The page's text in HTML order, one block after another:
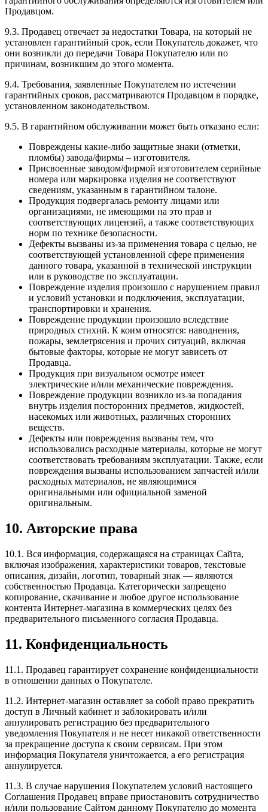
Продавцом.
9.3. Продавец отвечает за недостатки Товара, на который не
установлен гарантийный срок, если Покупатель докажет, что
они возникли до передачи Товара Покупателю или по
причинам, возникшим до этого момента.
9.4. Требования, заявленные Покупателем по истечении
гарантийных сроков, рассматриваются Продавцом в порядке,
установленном законодательством.
9.5. В гарантийном обслуживании может быть отказано если:
Повреждены какие-либо защитные знаки (отметки,
пломбы) завода/фирмы – изготовителя.
Присвоенные заводом/фирмой изготовителем серийные
номера или маркировка изделия не соответствуют
сведениям, указанным в гарантийном талоне.
Продукция подвергалась ремонту лицами или
организациями, не имеющими на это прав и
соответствующих лицензий, а также соответствующих
норм по технике безопасности.
Дефекты вызваны из-за применения товара с целью, не
соответствующей установленной сфере применения
данного товара, указанной в технической инструкции
или в руководстве по эксплуатации.
Повреждение изделия произошло с нарушением правил
и условий установки и подключения, эксплуатации,
транспортировки и хранения.
Повреждение продукции произошло вследствие
природных стихий. К коим относятся: наводнения,
пожары, землетрясения и прочих ситуаций, включая
бытовые факторы, которые не могут зависеть от
Продавца.
Продукция при визуальном осмотре имеет
электрические и/или механические повреждения.
Повреждение продукции возникло из-за попадания
внутрь изделия посторонних предметов, жидкостей,
насекомых или животных, различных сторонних
веществ.
Дефекты или повреждения вызваны тем, что
использовались расходные материалы, которые не могут
соответствовать требованиям эксплуатации. Также, если
повреждения вызваны использованием запчастей и/или
расходных материалов, не являющимися
оригинальными или официальной заменой
оригинальным.
10. Авторские права
10.1. Вся информация, содержащаяся на страницах Сайта,
включая изображения, характеристики товаров, текстовые
описания, дизайн, логотип, товарный знак — являются
собственностью Продавца. Категорически запрещено
копирование, скачивание и любое другое использование
контента Интернет-магазина в коммерческих целях без
предварительного письменного согласия Продавца.
11. Конфиденциальность
11.1. Продавец гарантирует сохранение конфиденциальности
в отношении данных о Покупателе.
11.2. Интернет-магазин оставляет за собой право прекратить
доступ в Личный кабинет и заблокировать и/или
аннулировать регистрацию без предварительного
уведомления Покупателя и не несет никакой ответственности
за прекращение доступа к своим сервисам. При этом
информация Покупателя уничтожается, а его регистрация
аннулируется.
11.3. В случае нарушения Покупателем условий настоящего
Соглашения Продавец вправе приостановить сотрудничество
и/или пользование Сайтом данному Покупателю до момента